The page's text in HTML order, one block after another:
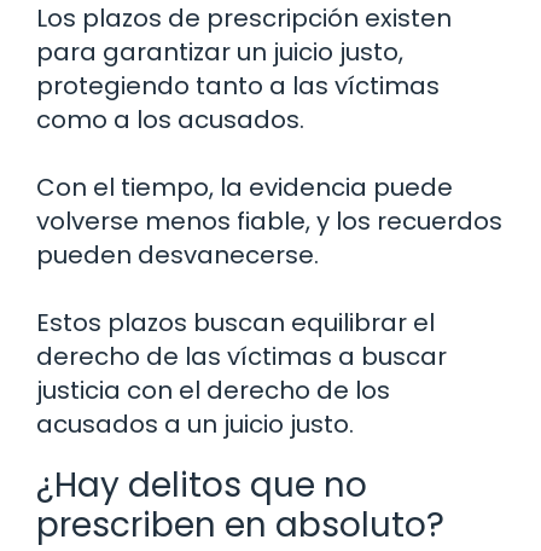
Los plazos de prescripción existen
para garantizar un juicio justo,
protegiendo tanto a las víctimas
como a los acusados.
Con el tiempo, la evidencia puede
volverse menos fiable, y los recuerdos
pueden desvanecerse.
Estos plazos buscan equilibrar el
derecho de las víctimas a buscar
justicia con el derecho de los
acusados a un juicio justo.
¿Hay delitos que no
prescriben en absoluto?